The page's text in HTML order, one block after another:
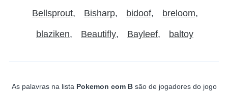
Bellsprout Bisharp bidoof breloom
blaziken Beautifly Bayleef baltoy
As palavras na lista Pokemon com Bsão de jogadores do jogo